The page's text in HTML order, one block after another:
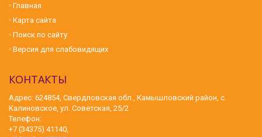
Главная
Карта сайта
Поиск по сайту
Версия для слабовидящих
КОНТАКТЫ
Адрес: 624854, Свердловская обл., Камышловский район, с.
Калиновское, ул. Советская, 25/2
Телефон:
+7 (34375) 41140,